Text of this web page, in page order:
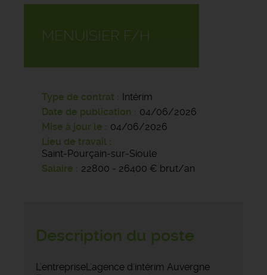
MENUISIER F/H
Type de contrat
Intérim
Date de publication
04/06/2026
Mise à jour le
04/06/2026
Lieu de travail
Saint-Pourçain-sur-Sioule
Salaire
22800 - 26400 € brut/an
Description du poste
L'entrepriseL'agence d'intérim Auvergne